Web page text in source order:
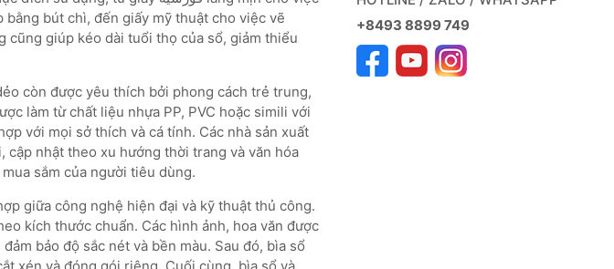
bút chì, đến giấy mỹ thuật cho việc vẽ
cũng giúp kéo dài tuổi thọ của sổ, giảm thiểu
còn được yêu thích bởi phong cách trẻ trung,
làm từ chất liệu nhựa PP, PVC hoặc simili với
với mọi sở thích và cá tính. Các nhà sản xuất
nhật theo xu hướng thời trang và văn hóa
sắm của người tiêu dùng.
giữa công nghệ hiện đại và kỹ thuật thủ công.
kích thước chuẩn. Các hình ảnh, hoa văn được
bảo độ sắc nét và bền màu. Sau đó, bìa sổ
+8493 8899 749